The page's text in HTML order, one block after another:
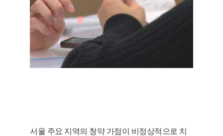
서울 주요 지역의 청약 가점이 비정상적으로 치